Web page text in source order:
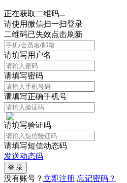
正在获取二维码...
请使用微信扫一扫登录
二维码已失效点击刷新
请填写用户名
请填写密码
请填写正确手机号
请填写验证码
请填写短信动态码
发送动态码
没有账号？ 立即注册 忘记密码？